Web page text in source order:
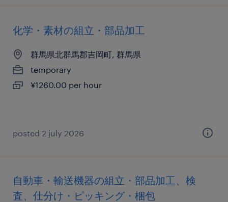
化学・素材の組立・部品加工
群馬県北群馬郡吉岡町, 群馬県
temporary
¥1260.00 per hour
posted 2 july 2026
自動車・輸送機器の組立・部品加工、検
査、仕分け・ピッキング・梱包